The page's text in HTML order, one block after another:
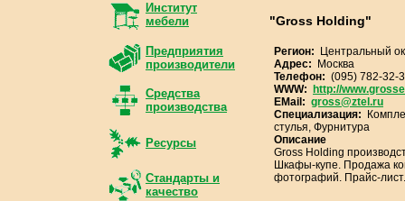
Институт
мебели
Предприятия
производители
Средства
производства
Ресурсы
Стандарты и
качество
"Gross Holding"
Регион: Центральный
Адрес: Москва
Телефон: (095) 782-32-
WWW: http://
EMail: gross@ztel.ru
Специализация:
стулья, Фурнитура
Описание
Gross Holding
Шкафы-купе. Продажа
фотографий. Прайс-лист.